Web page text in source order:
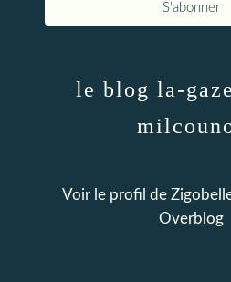
le blog la-
Voir le profil de
Overblog